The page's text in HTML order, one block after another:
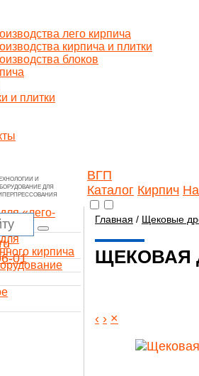
лего кирпича
кирпича и плитки
блоков
и плитки
И
ДЛЯ
ВГП
Каталог Кирпич
01
«лего-
кирпича
Главная / Щековые
ЩЕКОВАЯ
‹ › ×